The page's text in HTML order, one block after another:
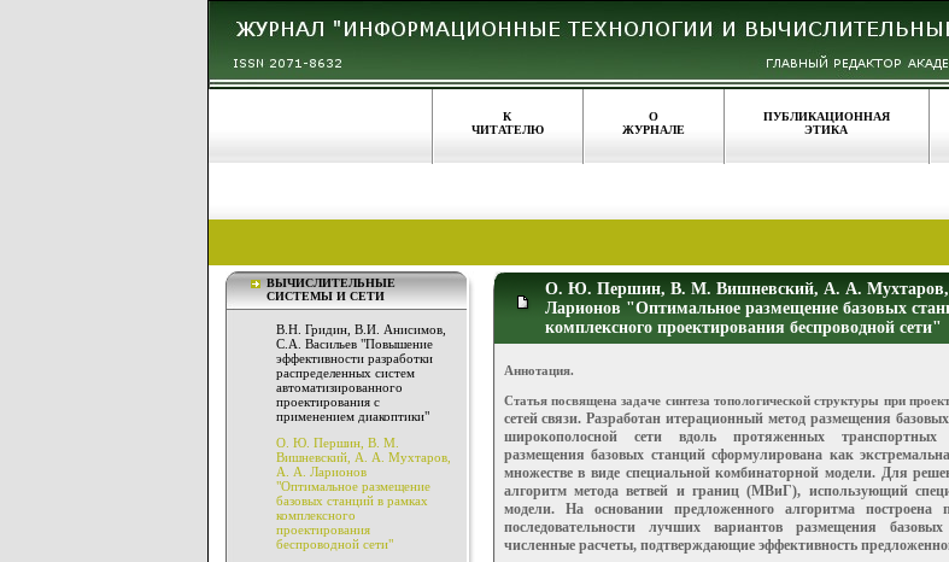
К
ЧИТАТЕЛЮ
О
ЖУРНАЛЕ
ПУБЛИКАЦИОННАЯ
ЭТИКА
ВЫЧИСЛИТЕЛЬНЫЕ
СИСТЕМЫ И СЕТИ
В.Н. Гридин, В.И. Анисимов,
С.А. Васильев "Повышение
эффективности разработки
распределенных систем
автоматизированного
проектирования с
применением диакоптики"
О. Ю. Першин, В. М.
Вишневский, А. А. Мухтаров,
А. А. Ларионов
"Оптимальное размещение
базовых станций в рамках
комплексного
проектирования
беспроводной сети"
О. Ю. Першин, В. М. Вишневский, А. А.
Ларионов "Оптимальное размещение базовых
комплексного проектирования беспроводной сети"
Аннотация.
Статья посвящена задаче синтеза топологической структуры при
сетей связи. Разработан итерационный метод размещения
широкополосной сети вдоль протяженных транспортных
размещения базовых станций сформулирована как
множестве в виде специальнойкомбинаторной модели. Для
алгоритм метода ветвей и границ (МВиГ), использующий
модели. На основании предложенного алгоритма построена
последовательности лучших вариантов размещения
численные расчеты, подтверждающие эффективность